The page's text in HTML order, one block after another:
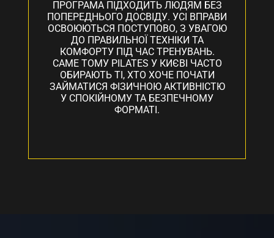
ПРОГРАМА ПІДХОДИТЬ ЛЮДЯМ БЕЗ
ПОПЕРЕДНЬОГО ДОСВІДУ. УСІ ВПРАВИ
ОСВОЮЮТЬСЯ ПОСТУПОВО, З УВАГОЮ
ДО ПРАВИЛЬНОЇ ТЕХНІКИ ТА
КОМФОРТУ ПІД ЧАС ТРЕНУВАНЬ.
САМЕ ТОМУ PILATES У КИЄВІ ЧАСТО
ОБИРАЮТЬ ТІ, ХТО ХОЧЕ ПОЧАТИ
ЗАЙМАТИСЯ ФІЗИЧНОЮ АКТИВНІСТЮ
У СПОКІЙНОМУ ТА БЕЗПЕЧНОМУ
ФОРМАТІ.